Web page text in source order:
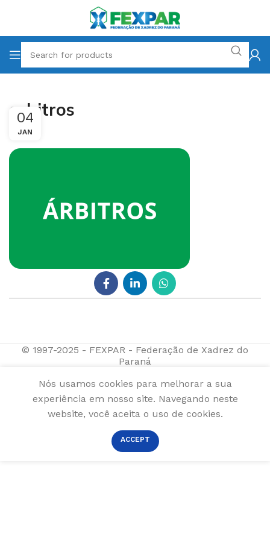
arbitros
04
JAN
© 1997-2025 - FEXPAR - Federação de Xadrez do
Paraná
Nós usamos cookies para melhorar a sua
experiência em nosso site. Navegando neste
website, você aceita o uso de cookies.
ACCEPT